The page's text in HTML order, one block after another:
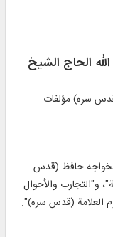
الحاج الشيخ
سره) مؤلفات
حافظ (قدس
و"التجارب والأحوال
العلامة (قدس سره)".